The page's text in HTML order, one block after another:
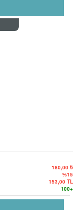
180,00 ₺
%15
153,00 TL
100+